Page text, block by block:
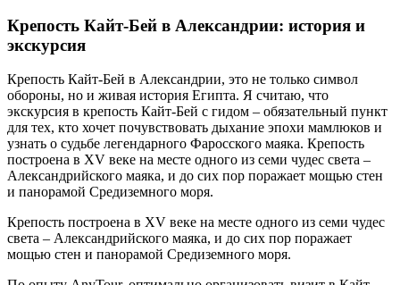
Крепость Кайт-Бей в Александрии: история и
экскурсия
Крепость Кайт-Бей в Александрии, это не только символ
обороны, но и живая история Египта. Я считаю, что
экскурсия в крепость Кайт-Бей с гидом – обязательный пункт
для тех, кто хочет почувствовать дыхание эпохи мамлюков и
узнать о судьбе легендарного Фаросского маяка. Крепость
построена в XV веке на месте одного из семи чудес света –
Александрийского маяка, и до сих пор поражает мощью стен
и панорамой Средиземного моря.
Крепость построена в XV веке на месте одного из семи чудес
света – Александрийского маяка, и до сих пор поражает
мощью стен и панорамой Средиземного моря.